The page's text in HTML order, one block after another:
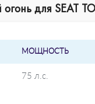
для SEAT
МОЩНОСТЬ
75 л.с.